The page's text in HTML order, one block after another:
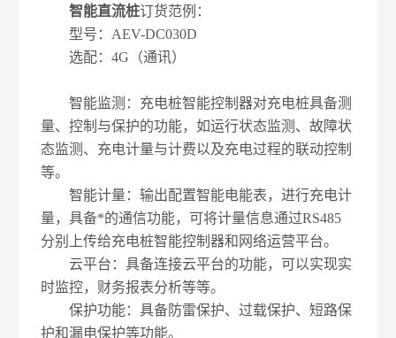
智能直流桩订货范例：
型号：AEV-DC030D
选配：4G（通讯）
智能监测：充电桩智能控制器对充电桩具备测
量、控制与保护的功能，如运行状态监测、故障状
态监测、充电计量与计费以及充电过程的联动控制
等。
智能计量：输出配置智能电能表，进行充电计
量，具备*的通信功能，可将计量信息通过RS485
分别上传给充电桩智能控制器和网络运营平台。
云平台：具备连接云平台的功能，可以实现实
时监控，财务报表分析等等。
保护功能：具备防雷保护、过载保护、短路保
护和漏电保护等功能。